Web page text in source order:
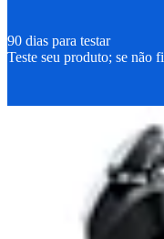
90 dias para testar
Teste seu produto; se não